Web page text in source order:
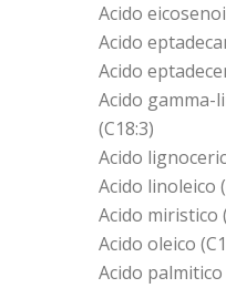
Acido
Acido
Acido
Acido gamma-
(C18:3)
Acido
Acido linoleico
Acido miristico
Acido oleico
Acido palmitico